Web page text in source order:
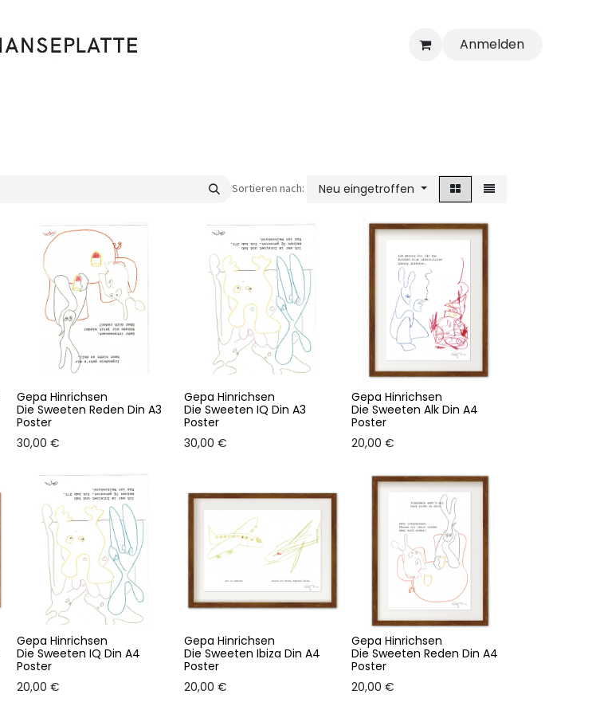
Anmelden
Sortieren nach: Neu eingetroffen
Gepa Hinrichsen
Die Sweeten Reden Din A3
Poster
30,00 €
Gepa Hinrichsen
Die Sweeten IQ Din A3
Poster
30,00 €
Gepa Hinrichsen
Die Sweeten Alk Din A4
Poster
20,00 €
Gepa Hinrichsen
Die Sweeten IQ Din A4
Poster
20,00 €
Gepa Hinrichsen
Die Sweeten Ibiza Din A4
Poster
20,00 €
Gepa Hinrichsen
Die Sweeten Reden Din A4
Poster
20,00 €